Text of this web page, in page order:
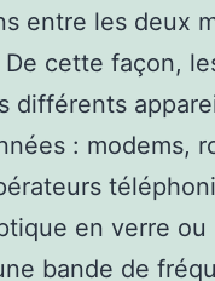
entre les deux
cette façon,
différents
: modems,
en verre
bande de